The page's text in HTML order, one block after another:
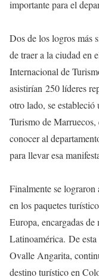
importante para el
Dos de los logros más
de traer a la ciudad en
Internacional de
asistirían 250 líderes
otro lado, se
Turismo de Marruecos,
conocer al
para llevar esa
Finalmente se lograron
en los paquetes
Europa, encargadas
Latinoamérica. De
Ovalle Angarita,
destino turístico en